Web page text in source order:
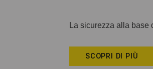
La sicurezza alla base
SCOPRI DI PIÙ